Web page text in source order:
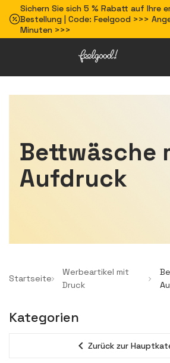
Sichern Sie sich 5 % Rabatt auf Ihre
Bestellung | Code: Feelgood >>>
Minuten >>>
Bettwäsche
Aufdruck
Startseite
Werbeartikel mit
Druck
Kategorien
expand_less Zurück zur